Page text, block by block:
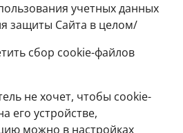
учетных данных
защиты Сайта в целом/
сбор cookie-файлов
не хочет, чтобы cookie-
его устройстве,
можно в настройках